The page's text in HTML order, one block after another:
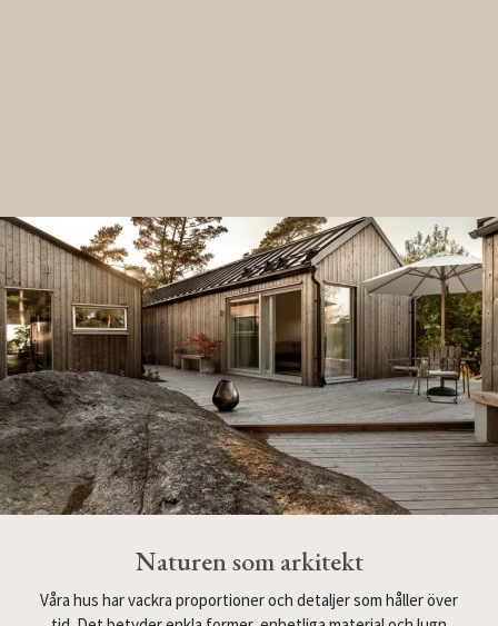
Naturen som arkitekt
Våra hus har vackra proportioner och detaljer som håller över